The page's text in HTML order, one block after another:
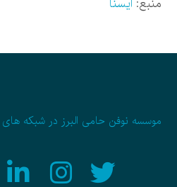
منبع: ایسنا
موسسه نوفن حامی البرز در شبکه